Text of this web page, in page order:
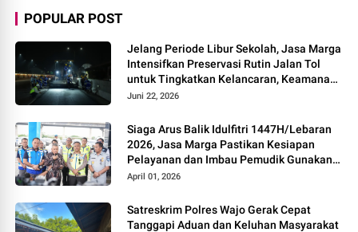
POPULAR POST
Jelang Periode Libur Sekolah, Jasa Marga
Intensifkan Preservasi Rutin Jalan Tol
untuk Tingkatkan Kelancaran, Keamanan
dan Kenyamanan Perjalanan
Juni 22, 2026
Siaga Arus Balik Idulfitri 1447H/Lebaran
2026, Jasa Marga Pastikan Kesiapan
Pelayanan dan Imbau Pemudik Gunakan
Rest Area Alternatif
April 01, 2026
Satreskrim Polres Wajo Gerak Cepat
Tanggapi Aduan dan Keluhan Masyarakat